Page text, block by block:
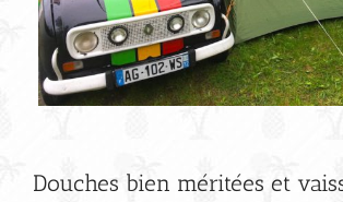
Douches bien méritées et